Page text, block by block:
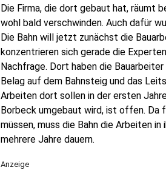
Die Firma, die dort gebaut hat, räumt
wohl bald verschwinden. Auch dafür
Die Bahn will jetzt zunächst die
konzentrieren sich gerade die
Nachfrage. Dort haben die
Belag auf dem Bahnsteig und das
Arbeiten dort sollen in der ersten
Borbeck umgebaut wird, ist offen. Da
müssen, muss die Bahn die Arbeiten
mehrere Jahre dauern.
Anzeige